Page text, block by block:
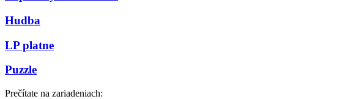
Hudba
LP platne
Puzzle
Prečítate na zariadeniach: